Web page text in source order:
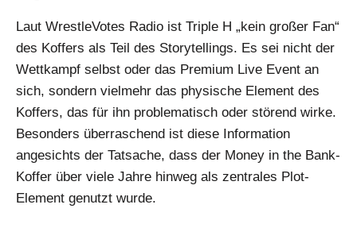
Laut WrestleVotes Radio ist Triple H „kein großer Fan“
des Koffers als Teil des Storytellings. Es sei nicht der
Wettkampf selbst oder das Premium Live Event an
sich, sondern vielmehr das physische Element des
Koffers, das für ihn problematisch oder störend wirke.
Besonders überraschend ist diese Information
angesichts der Tatsache, dass der Money in the Bank-
Koffer über viele Jahre hinweg als zentrales Plot-
Element genutzt wurde.